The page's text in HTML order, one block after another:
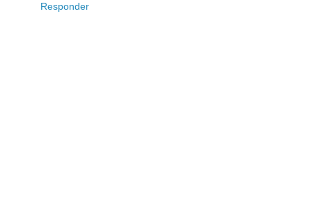
Responder